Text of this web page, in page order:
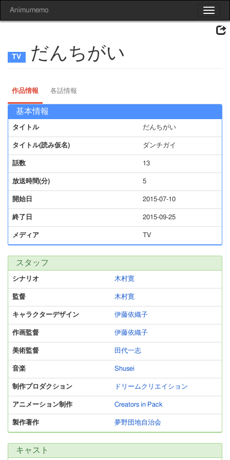
Toggle
Animumemo
だんちがい
作品情報 各話情報
基本情報
タイトル だんちがい
タイトル(読み仮名) ダンチガイ
話数 13
放送時間(分) 5
開始日 2015-07-10
終了日 2015-09-25
メディア TV
スタッフ
シナリオ 木村寛
監督 木村寛
キャラクターデザイン 伊藤依織子
作画監督 伊藤依織子
美術監督 田代一志
音楽 Shusei
制作プロダクション ドリームクリエイション
アニメーション制作 Creators in Pack
製作著作 夢野団地自治会
キャスト